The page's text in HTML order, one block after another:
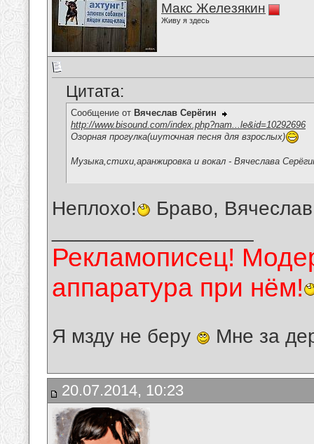
Макс Железякин
Живу я здесь
Цитата:
Сообщение от Вячеслав Серёгин
http://www.bisound.com/index.php?nam...le&id=10292696
Озорная прогулка(шуточная песня для взрослых)
Музыка,стихи,аранжировка и вокал - Вячеслава
Неплохо!
Браво,
Рекламописец!
аппаратура при нём!
Я мзду не беру Мне за
20.07.2014, 10:23